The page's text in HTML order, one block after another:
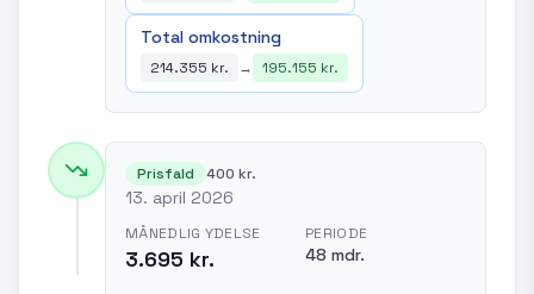
Total omkostning
214.355 kr. → 195.155 kr.
Prisfald 400 kr.
13. april 2026
MÅNEDLIG YDELSE
3.695 kr.
PERIODE
48 mdr.